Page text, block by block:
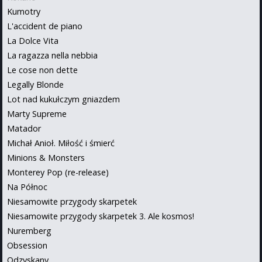
Kumotry
L'accident de piano
La Dolce Vita
La ragazza nella nebbia
Le cose non dette
Legally Blonde
Lot nad kukułczym gniazdem
Marty Supreme
Matador
Michał Anioł. Miłość i śmierć
Minions & Monsters
Monterey Pop (re-release)
Na Północ
Niesamowite przygody skarpetek
Niesamowite przygody skarpetek 3. Ale kosmos!
Nuremberg
Obsession
Odzyskany